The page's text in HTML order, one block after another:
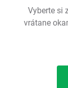
Vyberte si
vrátane